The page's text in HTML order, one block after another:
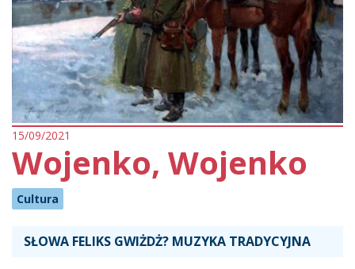
15/09/2021
Wojenko, Wojenko
Cultura
SŁOWA FELIKS GWIŻDŻ? MUZYKA TRADYCYJNA